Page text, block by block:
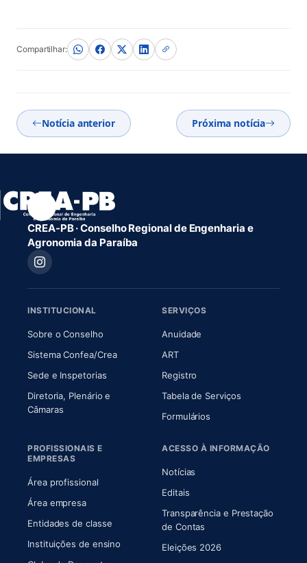
Compartilhar:
Notícia anterior Próxima notícia
CREA-PB · Conselho Regional de Engenharia e
Agronomia da Paraíba
INSTITUCIONAL
Sobre o Conselho(abre em nova aba)
Sistema Confea/Crea(abre em nova aba)
Sede e Inspetorias
Diretoria, Plenário e
Câmaras(abre em nova aba)
SERVIÇOS
Anuidade
ART(abre em nova aba)
Registro
Tabela de Serviços
Formulários
PROFISSIONAIS E
EMPRESAS
Área profissional
Área empresa
Entidades de classe
Instituições de ensino
ACESSO À INFORMAÇÃO
Notícias
Editais
Transparência e Prestação
de Contas
Eleições 2026